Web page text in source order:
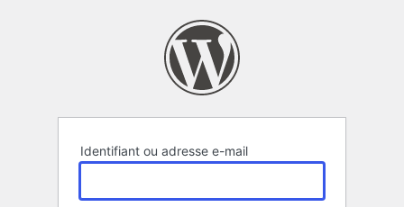
Identifiant ou adresse e-mail